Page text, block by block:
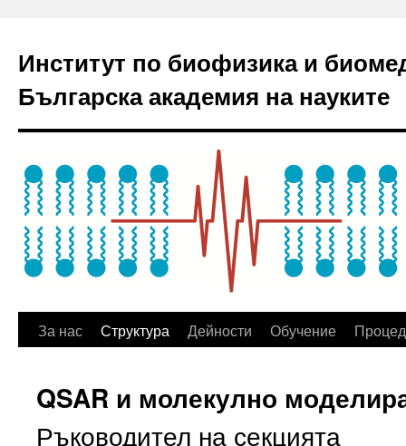
Институт по биофизика и
Българска академия на науките
За нас Структура Дейности Обучение
QSAR и молекулно
Ръководител на секцията